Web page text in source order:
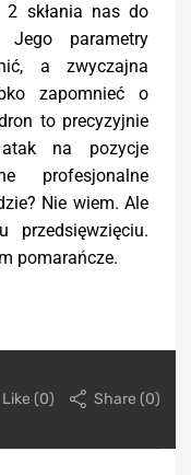
2 skłania nas do
parametry
a zwyczajna
zapomnieć o
to precyzyjnie
na pozycje
profesjonalne
Nie wiem. Ale
przedsięwzięciu.
pomarańcze.
Like (0) Share (0)